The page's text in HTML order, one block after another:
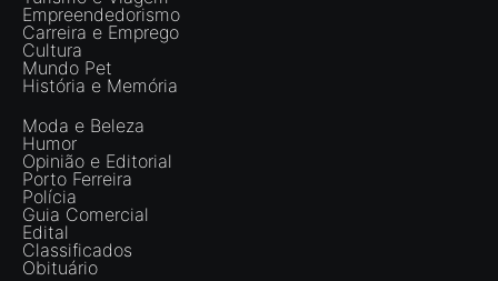
Empreendedorismo
Carreira e Emprego
Cultura
Mundo Pet
História e Memória
Moda e Beleza
Humor
Opinião e Editorial
Porto Ferreira
Polícia
Guia Comercial
Edital
Classificados
Obituário